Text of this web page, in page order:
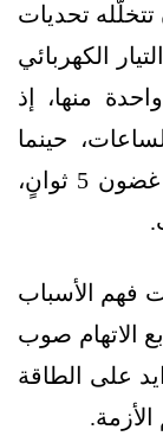
تحديات
الكهربائي
(2025) كانت واحدة منها، إذ
حينما
فقدت 15 غيغاواط من الكهرباء في غضون 5 ثوانٍ،
فهم الأسباب
الاتهام صوب
على الطاقة